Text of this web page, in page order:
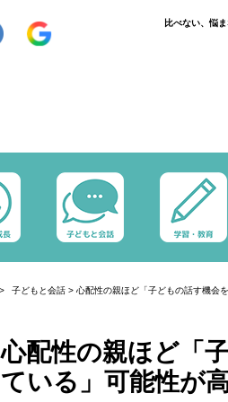
比べない、悩
子どもと会話 > 心配性の親ほど「子どもの話す機会
心配性の親ほど「
ている」可能性が